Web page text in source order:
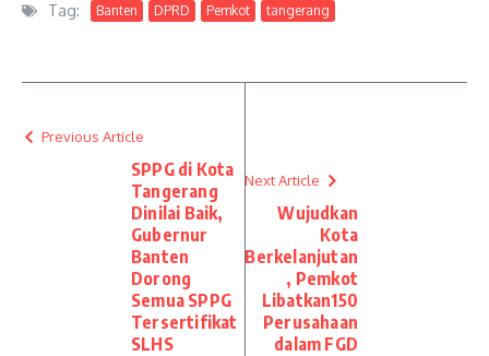
Tag: Banten DPRD Pemkot tangerang
Previous Article
SPPG di Kota
Tangerang
Dinilai Baik,
Gubernur
Banten
Dorong
Semua SPPG
Tersertifikat
SLHS
Next Article
Wujudkan
Kota
Berkelanjutan
, Pemkot
Libatkan150
Perusahaan
dalam FGD